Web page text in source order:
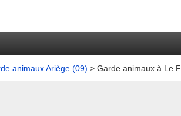
animaux Ariège (09) > Garde animaux à Le